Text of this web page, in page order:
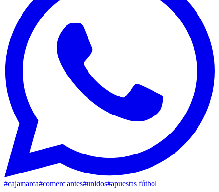
#cajamarca#comerciantes#unidos#apuestas fútbol